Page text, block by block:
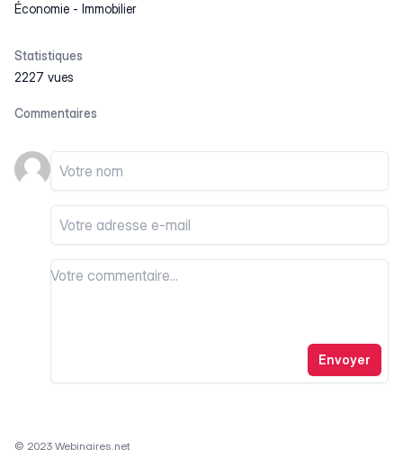
Économie - Immobilier
Statistiques
2227 vues
Commentaires
Votre nom
Votre email
Votre commentaire
Votre commentaire
Envoyer
© 2023 Webinaires.net